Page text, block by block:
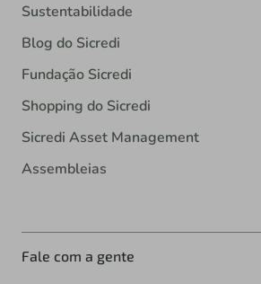
Sustentabilidade
Blog do Sicredi
Fundação Sicredi
Shopping do Sicredi
Sicredi Asset Management
Assembleias
Fale com a gente